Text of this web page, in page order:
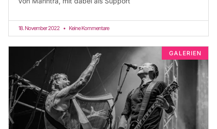
18. November 2022 Keine Kommentare
GALERIEN